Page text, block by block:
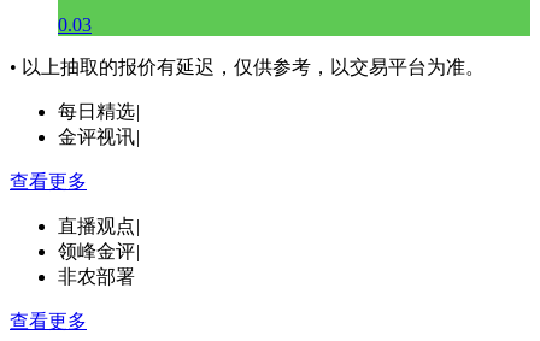
0.03
• 以上抽取的报价有延迟，仅供参考，以交易平台为准。
每日精选|
金评视讯|
查看更多
直播观点|
领峰金评|
非农部署
查看更多